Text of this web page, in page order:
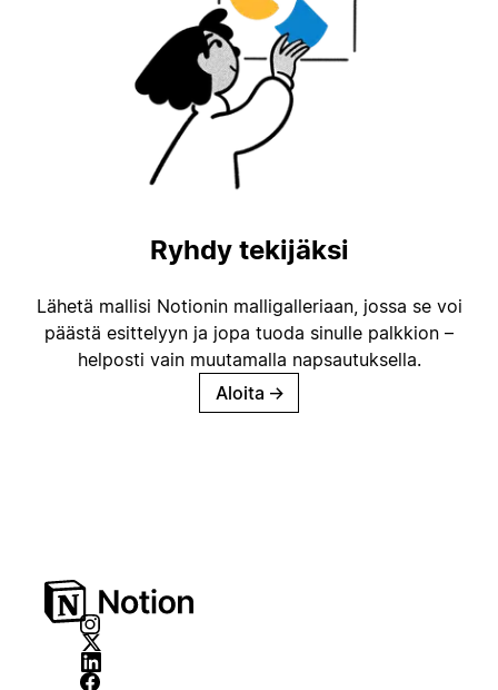
Ryhdy tekijäksi
Lähetä mallisi Notionin malligalleriaan, jossa se voi
päästä esittelyyn ja jopa tuoda sinulle palkkion –
helposti vain muutamalla napsautuksella.
Aloita →